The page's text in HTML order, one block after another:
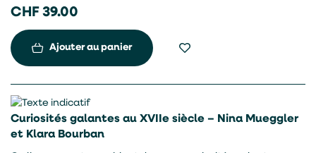
années 1950 à 1980. En effet, malgré la transition
jeunes restent en marge des progrès de démocratisation des
études, de la culture et de la sociabilité.
CHF 39.00
Ajouter au panier
Curiosités galantes au XVIIe siècle – Nina Mueggler
et Klara Bourban